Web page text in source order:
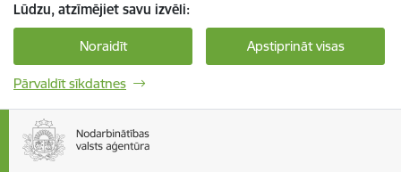
Lūdzu, atzīmējiet savu izvēli:
Noraidīt Apstiprināt visas
Pārvaldīt sīkdatnes